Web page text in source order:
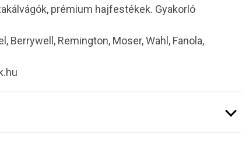
prémium hajfestékek. Gyakorló
Berrywell, Remington, Moser, Wahl, Fanola,